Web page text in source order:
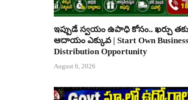
ఇప్పుడే స్వయం ఉపాధి కోసం.. ఖర్చు
ఆదాయం ఎక్కువ | Start Own
Distribution Opportunity
August 6, 2026